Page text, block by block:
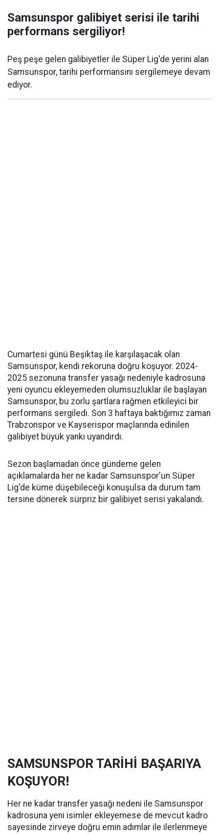
Samsunspor galibiyet serisi ile tarihi
performans sergiliyor!
Peş peşe gelen galibiyetler ile Süper Lig'de yerini alan
Samsunspor, tarihi performansını sergilemeye devam
ediyor.
Cumartesi günü Beşiktaş ile karşılaşacak olan
Samsunspor, kendi rekoruna doğru koşuyor. 2024-
2025 sezonuna transfer yasağı nedeniyle kadrosuna
yeni oyuncu ekleyemeden olumsuzluklar ile başlayan
Samsunspor, bu zorlu şartlara rağmen etkileyici bir
performans sergiledi. Son 3 haftaya baktığımız zaman
Trabzonspor ve Kayserispor maçlarında edinilen
galibiyet büyük yankı uyandırdı.
Sezon başlamadan önce gündeme gelen
açıklamalarda her ne kadar Samsunspor'un Süper
Lig'de küme düşebileceği konuşulsa da durum tam
tersine dönerek sürpriz bir galibiyet serisi yakalandı.
SAMSUNSPOR TARİHİ BAŞARIYA
KOŞUYOR!
Her ne kadar transfer yasağı nedeni ile Samsunspor
kadrosuna yeni isimler ekleyemese de mevcut kadro
sayesinde zirveye doğru emin adımlar ile ilerlenmeye